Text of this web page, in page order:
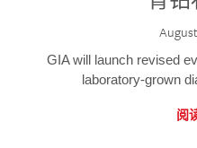
GIA will launch revised
laboratory-grown
阅